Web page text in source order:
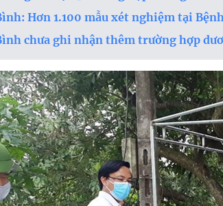
Hơn 1.100 mẫu xét nghiệm tại
chưa ghi nhận thêm trường hợp